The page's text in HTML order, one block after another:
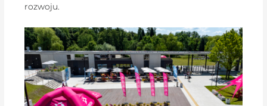
rozwoju.